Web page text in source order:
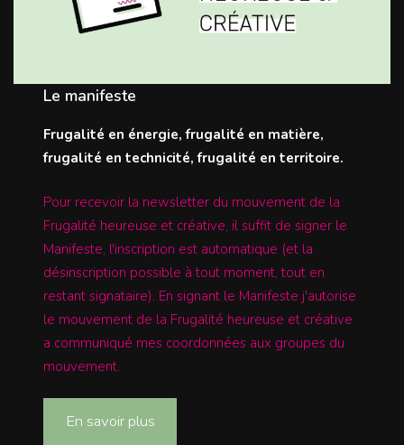
Le manifeste
Frugalité en énergie, frugalité en matière,
frugalité en technicité, frugalité en territoire.
Pour recevoir la newsletter du mouvement de la
Frugalité heureuse et créative, il suffit de signer le
Manifeste, l'inscription est automatique (et la
désinscription possible à tout moment, tout en
restant signataire). En signant le Manifeste j'autorise
le mouvement de la Frugalité heureuse et créative
a communiqué mes coordonnées aux groupes du
mouvement.
En savoir plus